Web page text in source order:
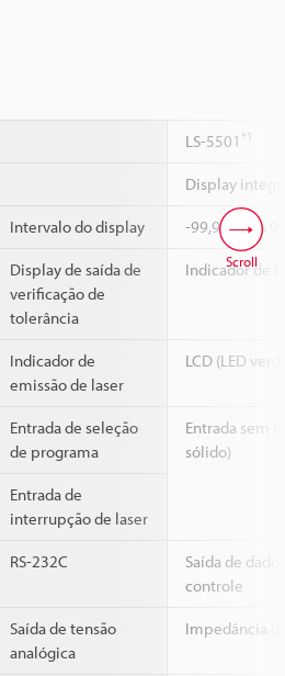
LS-5501 *1
Display
Intervalo do display -99,99995 a
Display de saída de
verificação de
tolerância
Indicador de
Indicador de
emissão de laser
LCD (LED
Entrada de seleção
de programa
Entrada sem
sólido)
Entrada de
interrupção de laser
RS-232C
Saída de
controle
Saída de tensão
analógica
Impedância
Scroll